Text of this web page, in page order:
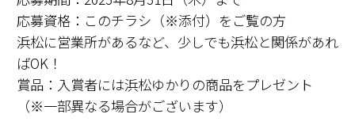
応募資格：このチラシ（※添付）をご覧の方
浜松に営業所があるなど、少しでも浜松と関係があれ
ばOK！
賞品：入賞者には浜松ゆかりの商品をプレゼント
（※一部異なる場合がございます）